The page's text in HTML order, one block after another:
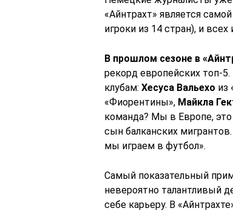
«Айнтрахт» является
игроки из 14 стран), и
В прошлом сезоне в
рекорд европейских топ-
клубам: Хесуса Вальехо из
«Фиорентины», Майкла
команда? Мы в Европе, это
сын балканских
мы играем в футбол».
Самый показательный
невероятно талантливый
себе карьеру. В